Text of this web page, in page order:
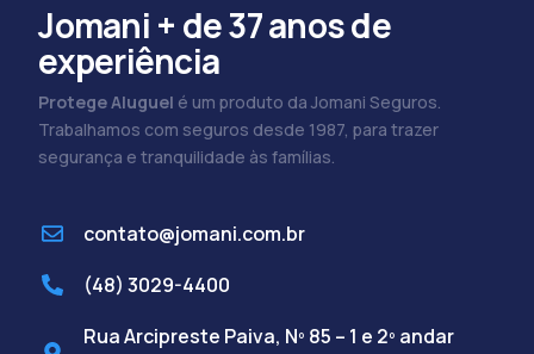
Jomani + de 37 anos de
experiência
Protege Aluguel é um produto da Jomani Seguros.
Trabalhamos com seguros desde 1987, para trazer
segurança e tranquilidade às famílias.
contato@jomani.com.br
(48) 3029-4400
Rua Arcipreste Paiva, Nº 85 – 1 e 2º andar